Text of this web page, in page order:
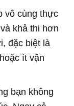
vô cùng thực
khả thi hơn
đặc biệt là
ít vận
bạn không